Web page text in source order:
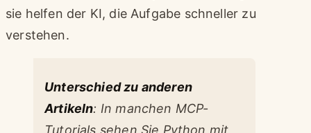
sie helfen der KI, die Aufgabe schneller zu
verstehen.
Unterschied zu anderen
Artikeln: In manchen MCP-
Tutorials sehen Sie Python mit